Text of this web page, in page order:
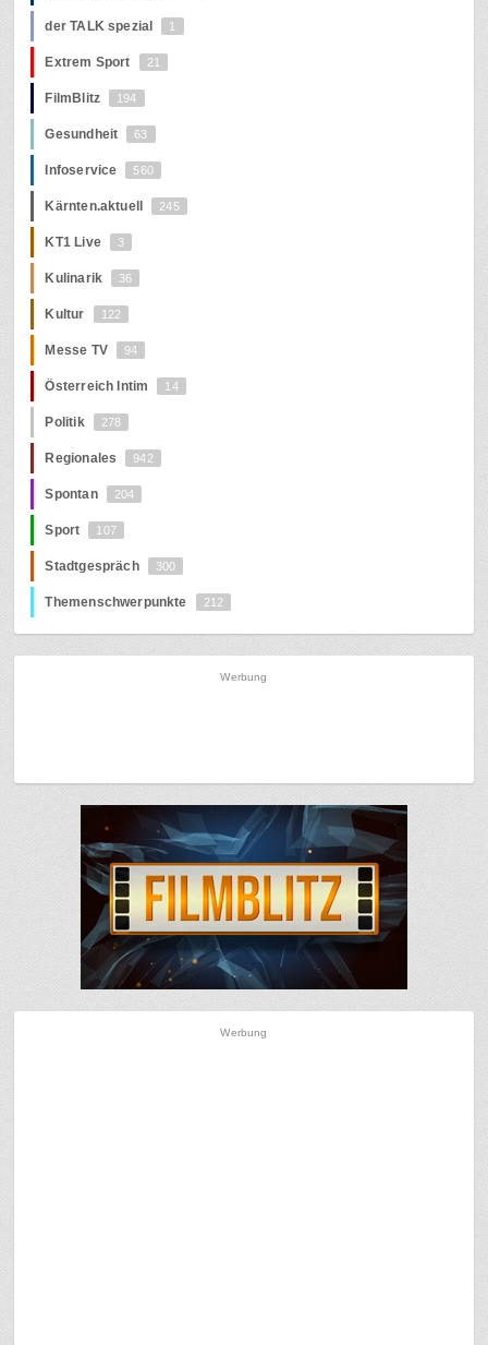
der TALK spezial 1
Extrem Sport 21
FilmBlitz 194
Gesundheit 63
Infoservice 560
Kärnten.aktuell 245
KT1 Live 3
Kulinarik 36
Kultur 122
Messe TV 94
Österreich Intim 14
Politik 278
Regionales 942
Spontan 204
Sport 107
Stadtgespräch 300
Themenschwerpunkte 212
Werbung
Werbung